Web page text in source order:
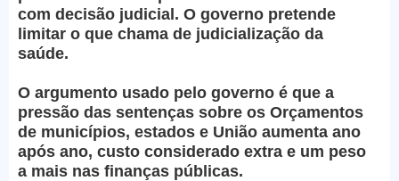
com decisão judicial. O governo pretende
limitar o que chama de judicialização da
saúde.
O argumento usado pelo governo é que a
pressão das sentenças sobre os Orçamentos
de municípios, estados e União aumenta ano
após ano, custo considerado extra e um peso
a mais nas finanças públicas.